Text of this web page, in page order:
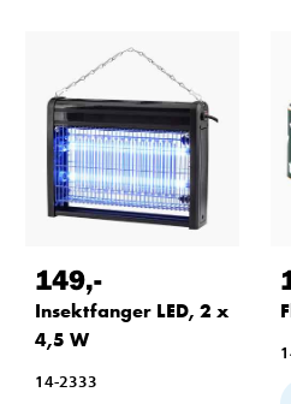
149,-
Insektfanger LED, 2 x
4,5 W
14-2333